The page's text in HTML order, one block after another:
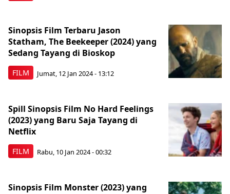
FILM
Sinopsis Film Terbaru Jason
Statham, The Beekeeper (2024) yang
Sedang Tayang di Bioskop
Jumat, 12 Jan 2024 - 13:12
FILM
Spill Sinopsis Film No Hard Feelings
(2023) yang Baru Saja Tayang di
Netflix
Rabu, 10 Jan 2024 - 00:32
Sinopsis Film Monster (2023) yang